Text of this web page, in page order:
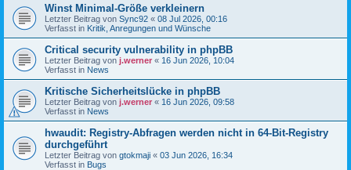
Winst Minimal-Größe verkleinern
Letzter Beitrag von Sync92 « 08 Jul 2026, 00:16
Verfasst in Kritik, Anregungen und Wünsche
Critical security vulnerability in phpBB
Letzter Beitrag von j.werner « 16 Jun 2026, 10:04
Verfasst in News
Kritische Sicherheitslücke in phpBB
Letzter Beitrag von j.werner « 16 Jun 2026, 09:58
Verfasst in News
hwaudit: Registry-Abfragen werden nicht in 64-Bit-Registry
durchgeführt
Letzter Beitrag von gtokmaji « 03 Jun 2026, 16:34
Verfasst in Bugs